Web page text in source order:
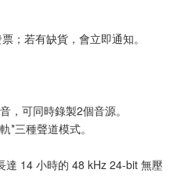
；若有缺貨，會立即通知。
，可同時錄製2個音源。
*三種聲道模式。
達 14 小時的 48 kHz 24-bit 無壓